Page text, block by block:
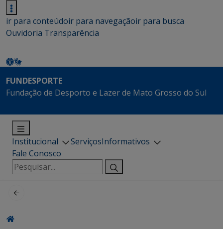
ir para conteúdoir para navegaçãoir para busca
Ouvidoria Transparência
FUNDESPORTE
Fundação de Desporto e Lazer de Mato Grosso do Sul
Institucional ServiçosInformativos
Fale Conosco
Pesquisar
por: